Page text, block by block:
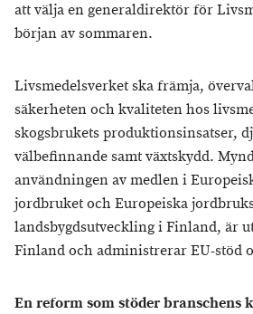
att välja en generaldirektör för
början av sommaren.
Livsmedelsverket ska främja,
säkerheten och kvaliteten hos
skogsbrukets produktionsinsatser,
välbefinnande samt växtskydd.
användningen av medlen i
jordbruket och Europeiska
landsbygdsutveckling i Finland, är
Finland och administrerar EU-stöd
En reform som stöder branschens